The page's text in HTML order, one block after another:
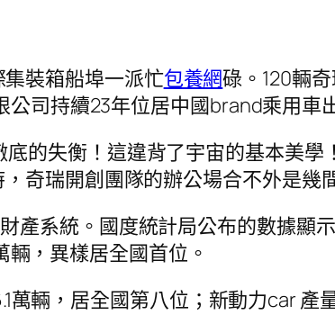
裝箱船埠一派忙包養網碌。120輛
司持續23年位居中國brand乘用車
底的失衡！這違背了宇宙的基本美學
奇瑞開創團隊的辦公場合不外是幾
產系統。國度統計局公布的數據
輛，異樣居全國首位。
萬輛，居全國第八位；新動力car 產